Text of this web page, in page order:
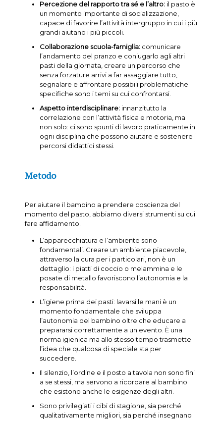
Percezione del rapporto tra sé e l’altro:il pasto è
un momento importante di socializzazione,
capace di favorire l’attività intergruppo in cui i più
grandi aiutano i più piccoli.
Collaborazione scuola-famiglia:comunicare
l’andamento del pranzo e coniugarlo agli altri
pasti della giornata, creare un percorso che
senza forzature arrivi a far assaggiare tutto,
segnalare e affrontare possibili problematiche
specifiche sono i temi su cui confrontarsi.
Aspetto interdisciplinare:innanzitutto la
correlazione con l’attività fisica e motoria, ma
non solo: ci sono spunti di lavoro praticamente in
ogni disciplina che possono aiutare e sostenere i
percorsi didattici stessi.
Metodo
Per aiutare il bambino a prendere coscienza del
momento del pasto, abbiamo diversi strumenti su cui
fare affidamento.
L’apparecchiatura e l’ambiente sono
fondamentali. Creare un ambiente piacevole,
attraverso la cura per i particolari, non è un
dettaglio: i piatti di coccio o melammina e le
posate di metallo favoriscono l’autonomia e la
responsabilità.
L’igiene prima dei pasti: lavarsi le mani è un
momento fondamentale che sviluppa
l’autonomia del bambino oltre che educare a
prepararsi correttamente a un evento. È una
norma igienica ma allo stesso tempo trasmette
l’idea che qualcosa di speciale sta per
succedere.
Il silenzio, l’ordine e il posto a tavola non sono fini
a se stessi, ma servono a ricordare al bambino
che esistono anche le esigenze degli altri.
Sono privilegiati i cibi di stagione, sia perché
qualitativamente migliori, sia perché insegnano